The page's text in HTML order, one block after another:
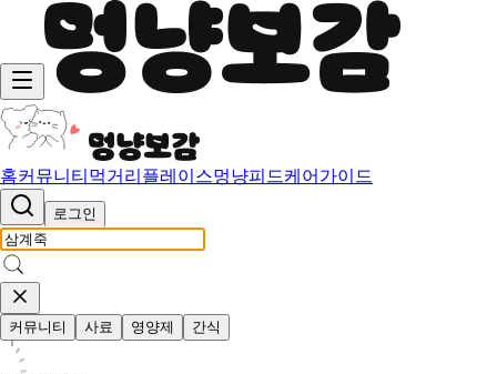
홈커뮤니티 먹거리 플레이스멍냥피드케어가이드
로그인
커뮤니티 사료 영양제 간식